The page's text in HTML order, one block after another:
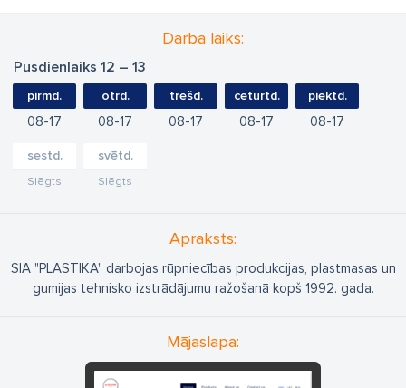
Darba laiks:
Pusdienlaiks 12 – 13
pirmd.
08 17
otrd.
08 17
trešd.
08 17
ceturtd.
08 17
piektd.
08 17
sestd.
Slēgts
svētd.
Slēgts
Apraksts:
SIA "PLASTIKA" darbojas rūpniecības produkcijas, plastmasas un
gumijas tehnisko izstrādājumu ražošanā kopš 1992. gada.
Mājaslapa: